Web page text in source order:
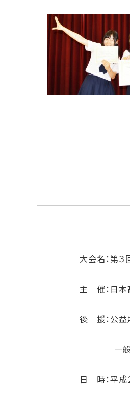
大会名：第３回
主 催：日本高
後 援：公益
一般社団
日 時：平成２